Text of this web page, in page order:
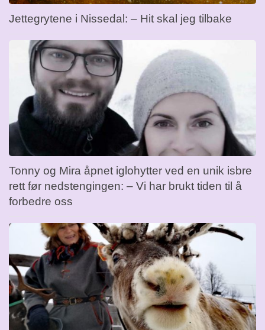
Jettegrytene i Nissedal: – Hit skal jeg tilbake
Tonny og Mira åpnet iglohytter ved en unik isbre
rett før nedstengingen: – Vi har brukt tiden til å
forbedre oss